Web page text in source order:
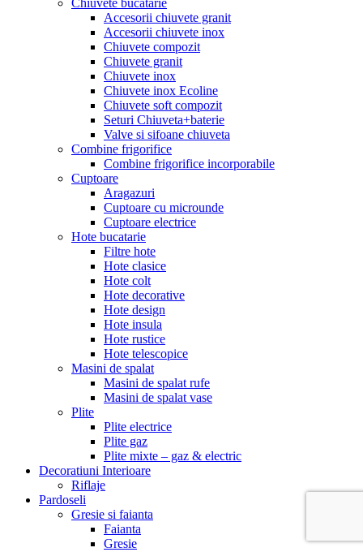
Accesorii chiuvete granit
Accesorii chiuvete inox
Chiuvete compozit
Chiuvete granit
Chiuvete inox
Chiuvete inox Ecoline
Chiuvete soft compozit
Seturi Chiuveta+baterie
Valve si sifoane chiuveta
Combine frigorifice
Combine frigorifice incorporabile
Cuptoare
Aragazuri
Cuptoare cu microunde
Cuptoare electrice
Hote bucatarie
Filtre hote
Hote clasice
Hote colt
Hote decorative
Hote design
Hote insula
Hote rustice
Hote telescopice
Masini de spalat
Masini de spalat rufe
Masini de spalat vase
Plite
Plite electrice
Plite gaz
Plite mixte – gaz & electric
Decoratiuni Interioare
Riflaje
Pardoseli
Gresie si faianta
Faianta
Gresie